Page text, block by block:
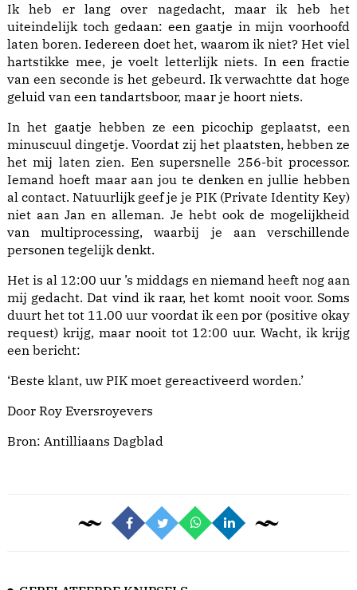
Ik heb er lang over nagedacht, maar ik heb het
uiteindelijk toch gedaan: een gaatje in mijn voorhoofd
laten boren. Iedereen doet het, waarom ik niet? Het viel
hartstikke mee, je voelt letterlijk niets. In een fractie
van een seconde is het gebeurd. Ik verwachtte dat hoge
geluid van een tandartsboor, maar je hoort niets.
In het gaatje hebben ze een picochip geplaatst, een
minuscuul dingetje. Voordat zij het plaatsten, hebben ze
het mij laten zien. Een supersnelle 256-bit processor.
Iemand hoeft maar aan jou te denken en jullie hebben
al contact. Natuurlijk geef je je PIK (Private Identity Key)
niet aan Jan en alleman. Je hebt ook de mogelijkheid
van multiprocessing, waarbij je aan verschillende
personen tegelijk denkt.
Het is al 12:00 uur ’s middags en niemand heeft nog aan
mij gedacht. Dat vind ik raar, het komt nooit voor. Soms
duurt het tot 11.00 uur voordat ik een por (positive okay
request) krijg, maar nooit tot 12:00 uur. Wacht, ik krijg
een bericht:
‘Beste klant, uw PIK moet gereactiveerd worden.’
Door Roy Eversroyevers
Bron: Antilliaans Dagblad